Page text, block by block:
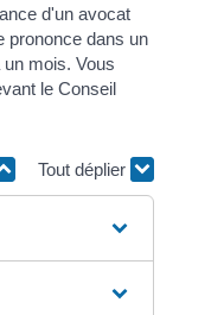
d'un avocat
prononce dans un
mois. Vous
le Conseil
Tout déplier